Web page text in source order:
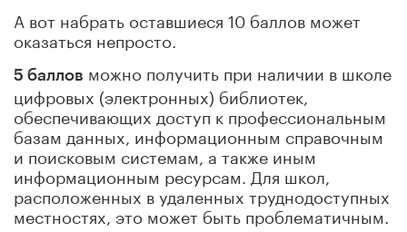
А вот набрать оставшиеся 10 баллов может
оказаться непросто.
5 баллов можно получить при наличии в школе
цифровых (электронных) библиотек,
обеспечивающих доступ к профессиональным
базам данных, информационным справочным
и поисковым системам, а также иным
информационным ресурсам. Для школ,
расположенных в удаленных труднодоступных
местностях, это может быть проблематичным.